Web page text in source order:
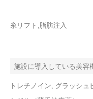
糸リフト,脂肪注入
施設に導入している美容
トレチノイン, グラッシ